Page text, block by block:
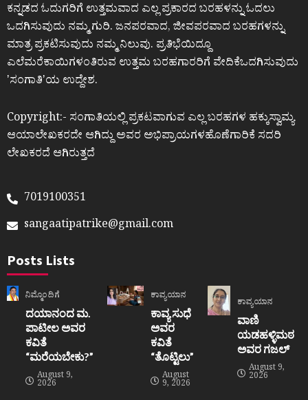
ಕನ್ನಡದ ಓದುಗರಿಗೆ ಉತ್ತಮವಾದ ಎಲ್ಲ ಪ್ರಕಾರದ ಬರಹಳನ್ನು ಓದಲು
ಒದಗಿಸುವುದು ನಮ್ಮ ಗುರಿ. ಜನಪರವಾದ, ಜೀವಪರವಾದ ಬರಹಗಳನ್ನು
ಮಾತ್ರ ಪ್ರಕಟಿಸುವುದು ನಮ್ಮ ನಿಲುವು. ಪ್ರತಿಭೆಯಿದ್ದೂ
ಎಲೆಮರೆಕಾಯಿಗಳಂತಿರುವ ಉತ್ತಮ ಬರಹಗಾರರಿಗೆ ವೇದಿಕೆಒದಗಿಸುವುದು
ʼಸಂಗಾತಿʼಯ ಉದ್ದೇಶ.
Copyright:- ಸಂಗಾತಿಯಲ್ಲಿ ಪ್ರಕಟವಾಗುವ ಎಲ್ಲ ಬರಹಗಳ ಹಕ್ಕುಸ್ವಾಮ್ಯ
ಆಯಾಲೇಖಕರದೇ ಆಗಿದ್ದು ಅವರ ಅಭಿಪ್ರಾಯಗಳಹೊಣೆಗಾರಿಕೆ ಸದರಿ
ಲೇಖಕರದೆ ಆಗಿರುತ್ತದೆ
7019100351
sangaatipatrike@gmail.com
Posts Lists
ನಿಮ್ಮೊಂದಿಗೆ
ದಯಾನಂದ ಮ.
ಪಾಟೀಲ ಅವರ
ಕವಿತೆ
“ಮರೆಯಬೇಕು?”
August 9,
2026
ಕಾವ್ಯಯಾನ
ಕಾವ್ಯ ಸುಧೆ
ಅವರ
ಕವಿತೆ
“ತೊಟ್ಟಿಲು”
August
9, 2026
ಕಾವ್ಯಯಾನ
ವಾಣಿ
ಯಡಹಳ್ಳಿಮಠ
ಅವರ ಗಜಲ್
August 9,
2026